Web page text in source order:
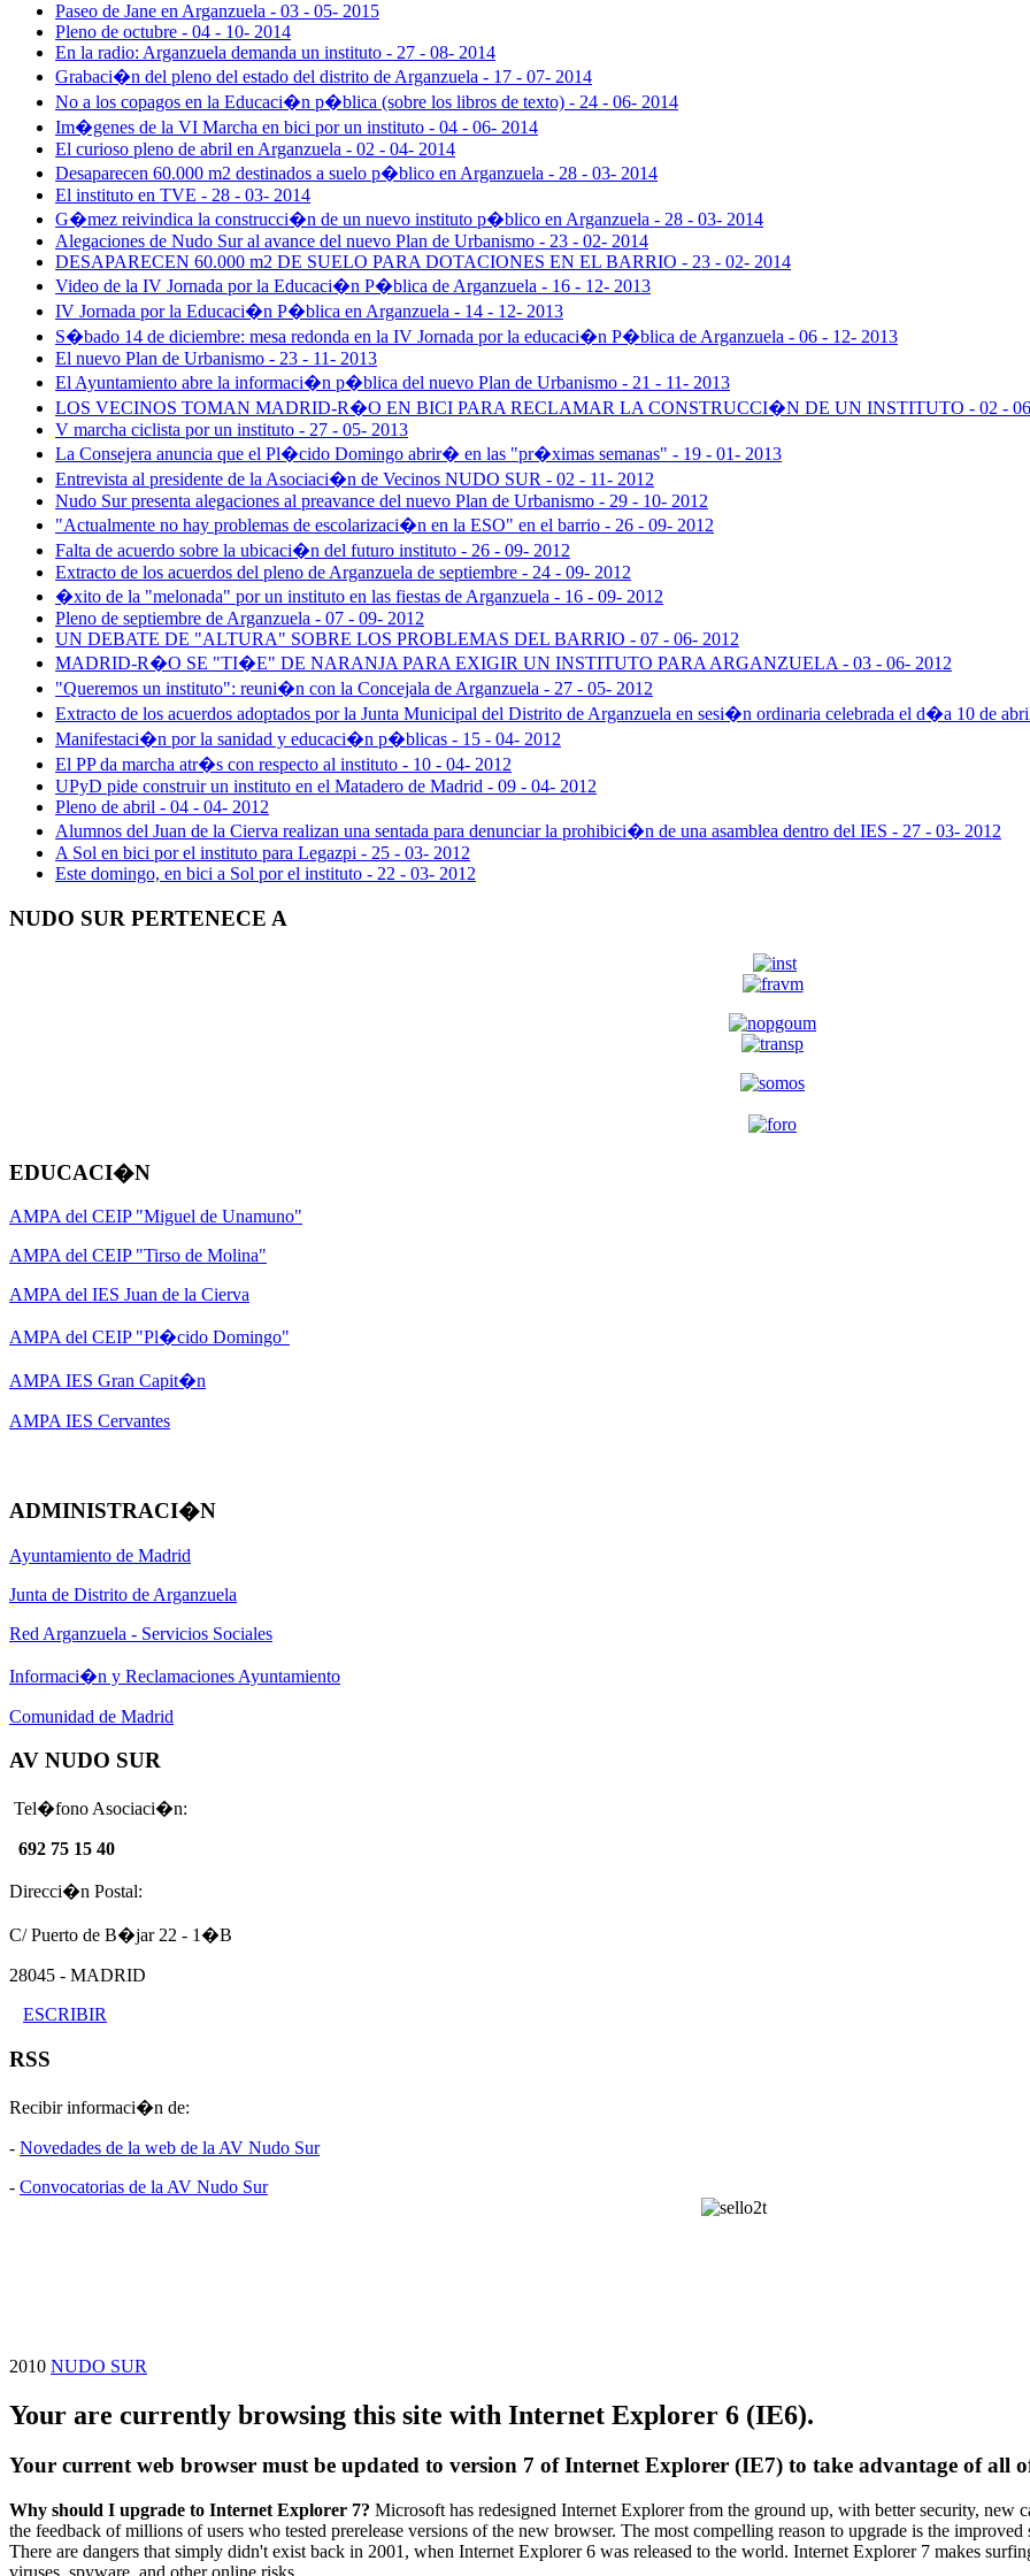
Paseo de Jane en Arganzuela - 03 - 05- 2015
Pleno de octubre - 04 - 10- 2014
En la radio: Arganzuela demanda un instituto - 27 - 08- 2014
Grabaci�n del pleno del estado del distrito de Arganzuela - 17 - 07- 2014
No a los copagos en la Educaci�n p�blica (sobre los libros de texto) - 24 - 06- 2014
Im�genes de la VI Marcha en bici por un instituto - 04 - 06- 2014
El curioso pleno de abril en Arganzuela - 02 - 04- 2014
Desaparecen 60.000 m2 destinados a suelo p�blico en Arganzuela - 28 - 03- 2014
El instituto en TVE - 28 - 03- 2014
G�mez reivindica la construcci�n de un nuevo instituto p�blico en Arganzuela - 28 - 03- 2014
Alegaciones de Nudo Sur al avance del nuevo Plan de Urbanismo - 23 - 02- 2014
DESAPARECEN 60.000 m2 DE SUELO PARA DOTACIONES EN EL BARRIO - 23 - 02- 2014
Video de la IV Jornada por la Educaci�n P�blica de Arganzuela - 16 - 12- 2013
IV Jornada por la Educaci�n P�blica en Arganzuela - 14 - 12- 2013
S�bado 14 de diciembre: mesa redonda en la IV Jornada por la educaci�n P�blica de Arganzuela - 06 - 12- 2013
El nuevo Plan de Urbanismo - 23 - 11- 2013
El Ayuntamiento abre la informaci�n p�blica del nuevo Plan de Urbanismo - 21 - 11- 2013
LOS VECINOS TOMAN MADRID-R�O EN BICI PARA RECLAMAR LA CONSTRUCCI�N DE UN INSTITUTO - 02 -
V marcha ciclista por un instituto - 27 - 05- 2013
La Consejera anuncia que el Pl�cido Domingo abrir� en las "pr�ximas semanas" - 19 - 01- 2013
Entrevista al presidente de la Asociaci�n de Vecinos NUDO SUR - 02 - 11- 2012
Nudo Sur presenta alegaciones al preavance del nuevo Plan de Urbanismo - 29 - 10- 2012
"Actualmente no hay problemas de escolarizaci�n en la ESO" en el barrio - 26 - 09- 2012
Falta de acuerdo sobre la ubicaci�n del futuro instituto - 26 - 09- 2012
Extracto de los acuerdos del pleno de Arganzuela de septiembre - 24 - 09- 2012
�xito de la "melonada" por un instituto en las fiestas de Arganzuela - 16 - 09- 2012
Pleno de septiembre de Arganzuela - 07 - 09- 2012
UN DEBATE DE "ALTURA" SOBRE LOS PROBLEMAS DEL BARRIO - 07 - 06- 2012
MADRID-R�O SE "TI�E" DE NARANJA PARA EXIGIR UN INSTITUTO PARA ARGANZUELA - 03 - 06- 2012
"Queremos un instituto": reuni�n con la Concejala de Arganzuela - 27 - 05- 2012
Extracto de los acuerdos adoptados por la Junta Municipal del Distrito de Arganzuela en sesi�n ordinaria celebrada el d�a 10 de
Manifestaci�n por la sanidad y educaci�n p�blicas - 15 - 04- 2012
El PP da marcha atr�s con respecto al instituto - 10 - 04- 2012
UPyD pide construir un instituto en el Matadero de Madrid - 09 - 04- 2012
Pleno de abril - 04 - 04- 2012
Alumnos del Juan de la Cierva realizan una sentada para denunciar la prohibici�n de una asamblea dentro del IES - 27 - 03- 2012
A Sol en bici por el instituto para Legazpi - 25 - 03- 2012
Este domingo, en bici a Sol por el instituto - 22 - 03- 2012
NUDO SUR PERTENECE A
EDUCACI�N
AMPA del CEIP "Miguel de Unamuno"
AMPA del CEIP "Tirso de Molina"
AMPA del IES Juan de la Cierva
AMPA del CEIP "Pl�cido Domingo"
AMPA IES Gran Capit�n
AMPA IES Cervantes
ADMINISTRACI�N
Ayuntamiento de Madrid
Junta de Distrito de Arganzuela
Red Arganzuela - Servicios Sociales
Informaci�n y Reclamaciones Ayuntamiento
Comunidad de Madrid
AV NUDO SUR
Tel�fono Asociaci�n:
692 75 15 40
Direcci�n Postal:
C/ Puerto de B�jar 22 - 1�B
28045 - MADRID
ESCRIBIR
RSS
Recibir informaci�n de:
- Novedades de la web de la AV Nudo Sur
- Convocatorias de la AV Nudo Sur
2010 NUDO SUR
Your are currently browsing this site with Internet Explorer 6 (IE6).
Your current web browser must be updated to version 7 of Internet Explorer (IE7) to take advantage of all
Why should I upgrade to Internet Explorer 7? Microsoft has redesigned Internet Explorer from the ground up, with better security, new
the feedback of millions of users who tested prerelease versions of the new browser. The most compelling reason to upgrade is the
There are dangers that simply didn't exist back in 2001, when Internet Explorer 6 was released to the world. Internet Explorer 7 makes